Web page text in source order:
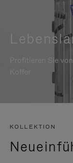
Profitieren Sie
Koffer
KOLLEKTION